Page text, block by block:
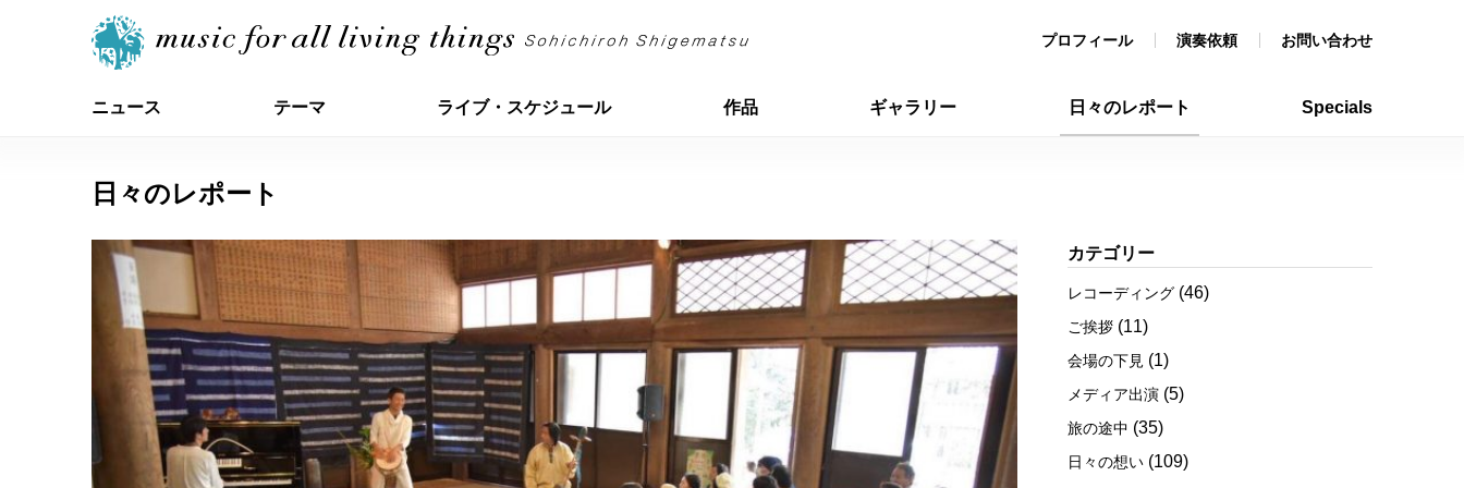
プロフィール 演奏依頼 お問い合わせ
ニュース テーマ ライブ・スケジュール 作品 ギャラリー 日々のレポート Specials
日々のレポート
カテゴリー
レコーディング (46)
ご挨拶 (11)
会場の下見 (1)
メディア出演 (5)
旅の途中 (35)
日々の想い (109)